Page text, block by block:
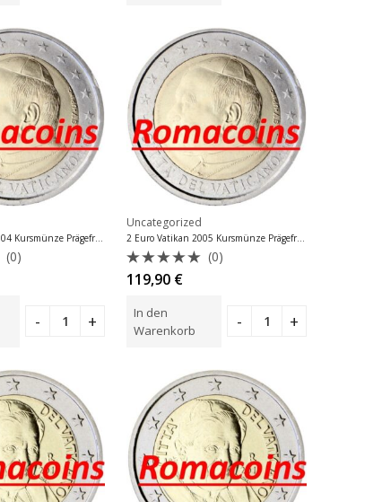
2 Euro Vatikan 2004 Kursmünze Prägefrisch
(0)
Uncategorized
2 Euro Vatikan 2005 Kursmünze Prägefrisch
Bewertet
mit
von
5
(0)
119,90 €
In den
Warenkorb